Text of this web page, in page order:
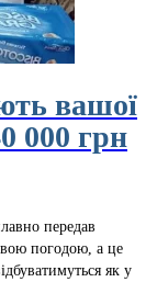
вашої
000 грн
передав
погодою, а це
як у